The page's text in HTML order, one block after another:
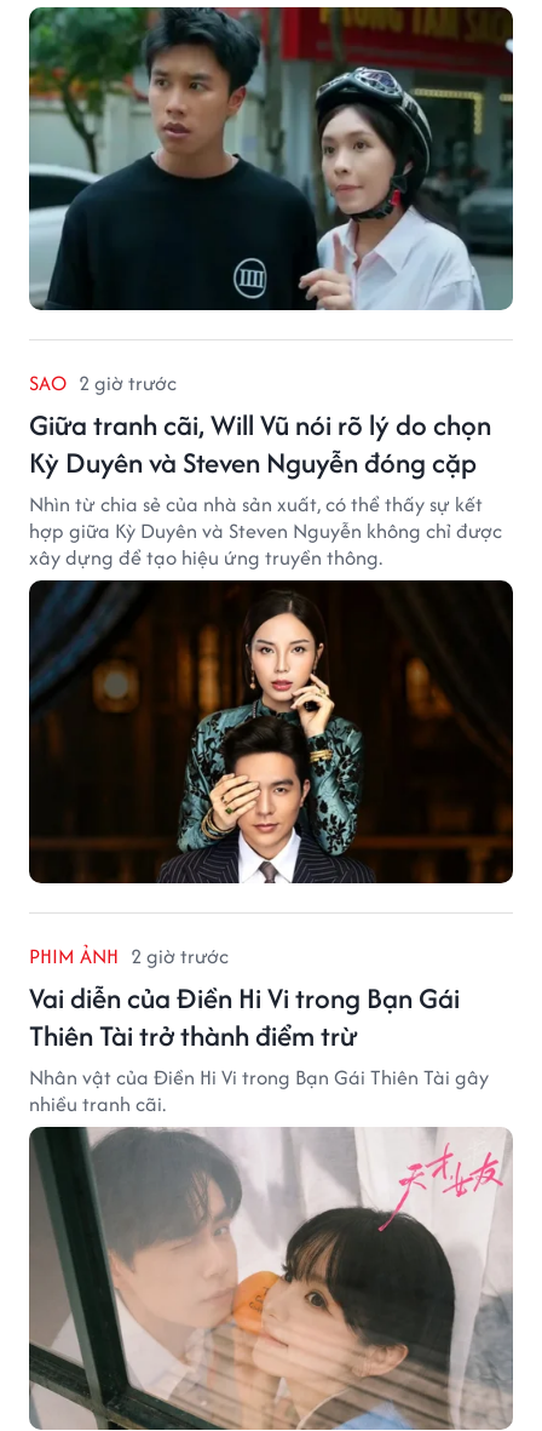
SAO 2 giờ trước
Giữa tranh cãi, Will Vũ nói rõ lý do chọn
Kỳ Duyên và Steven Nguyễn đóng cặp
Nhìn từ chia sẻ của nhà sản xuất, có thể thấy sự kết
hợp giữa Kỳ Duyên và Steven Nguyễn không chỉ được
xây dựng để tạo hiệu ứng truyền thông.
PHIM ẢNH 2 giờ trước
Vai diễn của Điền Hi Vi trong Bạn Gái
Thiên Tài trở thành điểm trừ
Nhân vật của Điền Hi Vi trong Bạn Gái Thiên Tài gây
nhiều tranh cãi.